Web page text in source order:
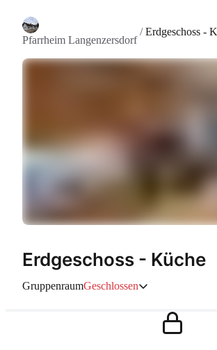
Pfarrheim Langenzersdorf
/Erdgeschoss -
Erdgeschoss - Küche
GruppenraumGeschlossen